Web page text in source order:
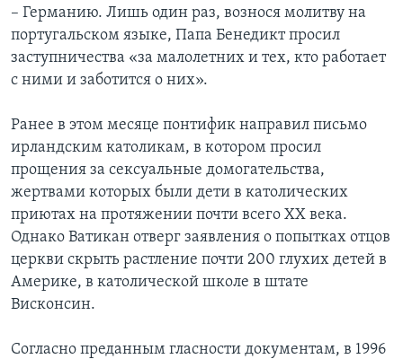
Языки
– Германию. Лишь один раз, вознося молитву на
португальском языке, Папа Бенедикт просил
заступничества «за малолетних и тех, кто работает
с ними и заботится о них».
Ранее в этом месяце понтифик направил письмо
ирландским католикам, в котором просил
прощения за сексуальные домогательства,
жертвами которых были дети в католических
приютах на протяжении почти всего ХХ века.
Однако Ватикан отверг заявления о попытках отцов
церкви скрыть растление почти 200 глухих детей в
Америке, в католической школе в штате
Висконсин.
Согласно преданным гласности документам, в 1996